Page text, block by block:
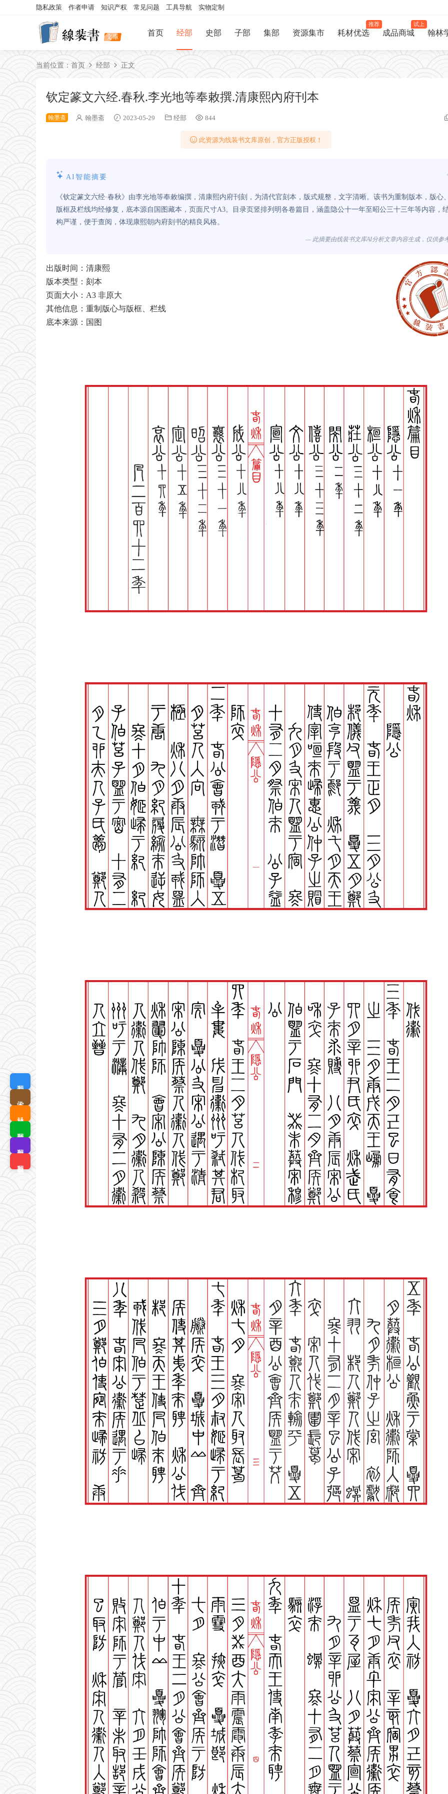
首页 经部 史部 子部 集部 资源集市 耗材优选
推荐
成品商城
试上
翰林
隐私政策 作者申请 知识产权 常见问题 工具导航 实物定制
当前位置： 首页 经部 正文
钦定篆文六经.春秋.李光地等奉敕撰.清康熙內府刊本
翰墨斋 翰墨斋 2023-05-29 经部 844
此资源为线装书文库原创，官方正版授权！
AI智能摘要
《钦定篆文六经·春秋》由李光地等奉敕编撰，清康熙内府刊刻，为清代官刻本，版式规整，文字清晰。该书为重制版本，版心
版框及栏线均经修复，底本源自国图藏本，页面尺寸A3。目录页竖排列明各卷篇目，涵盖隐公十一年至昭公三十三年等内容，
构严谨，便于查阅，体现康熙朝内府刻书的精良风格。
— 此摘要由线装书文库AI分析文章内容生成，仅供参
出版时间：清康熙
版本类型：刻本
页面大小：A3 非原大
其他信息：重制版心与版框、栏线
底本来源：国图